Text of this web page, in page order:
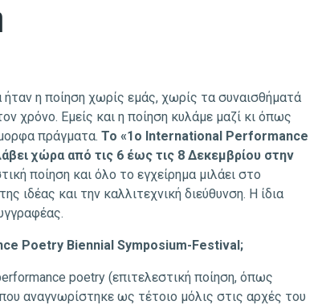
η ποίηση χωρίς εμάς, χωρίς τα συναισθήματά
χρόνο. Εμείς και η ποίηση κυλάμε μαζί κι όπως
πράγματα. Το «1ο International Performance
χώρα από τις 6 έως τις 8 Δεκεμβρίου στην
ποίηση και όλο το εγχείρημα μιλάει στο
ιδέας και την καλλιτεχνική διεύθυνση. Η ίδια
Poetry Biennial Symposium-Festival;
poetry (επιτελεστική ποίηση, όπως
αναγνωρίστηκε ως τέτοιο μόλις στις αρχές του